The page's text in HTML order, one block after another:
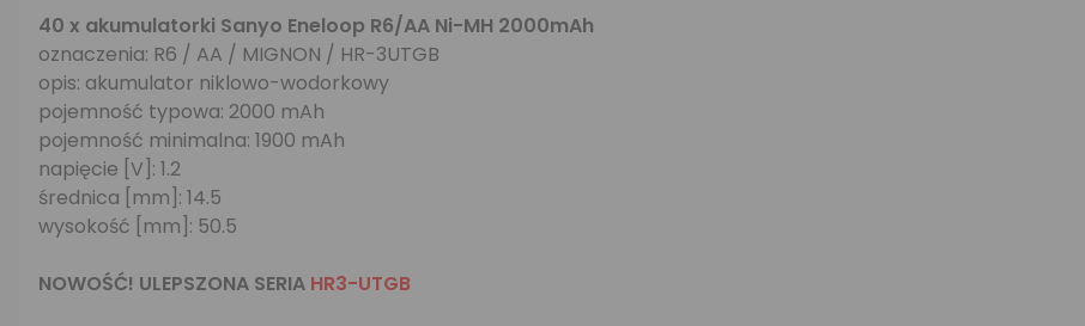
40 x akumulatorki Sanyo Eneloop R6/AA Ni-MH 2000mAh
oznaczenia: R6 / AA / MIGNON / HR-3UTGB
opis: akumulator niklowo-wodorkowy
pojemność typowa: 2000 mAh
pojemność minimalna: 1900 mAh
napięcie [V]: 1.2
średnica [mm]: 14.5
wysokość [mm]: 50.5
NOWOŚĆ! ULEPSZONA SERIA HR3-UTGB